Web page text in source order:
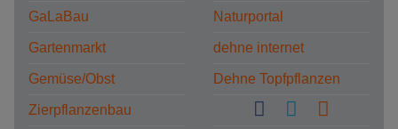
GaLaBau
Gartenmarkt
Gemüse/Obst
Zierpflanzenbau
Naturportal
dehne internet
Dehne Topfpflanzen